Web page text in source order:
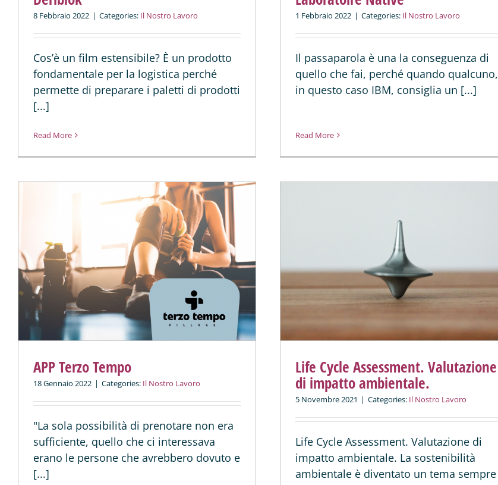
8 Febbraio 2022 | Categories: Il Nostro Lavoro
Cos’è un film estensibile? È un prodotto
fondamentale per la logistica perché
permette di preparare i paletti di prodotti
[...]
Read More
1 Febbraio 2022 | Categories: Il Nostro Lavoro
Il passaparola è una la conseguenza di
quello che fai, perché quando qualcuno,
in questo caso IBM, consiglia un [...]
Read More
APP Terzo Tempo
18 Gennaio 2022 | Categories: Il Nostro Lavoro
"La sola possibilità di prenotare non era
sufficiente, quello che ci interessava
erano le persone che avrebbero dovuto e
[...]
Life Cycle Assessment. Valutazione
di impatto ambientale.
5 Novembre 2021 | Categories: Il Nostro Lavoro
Life Cycle Assessment. Valutazione di
impatto ambientale. La sostenibilità
ambientale è diventato un tema sempre